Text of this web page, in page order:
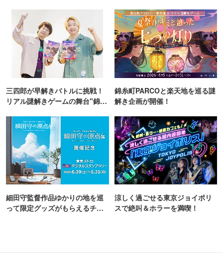
三四郎が早解きバトルに挑戦！
リアル謎解きゲームの舞台"錦糸
錦糸町PARCOと楽天地を巡る謎
解き企画が開催！
細田守監督作品ゆかりの地を巡
って限定グッズがもらえるチャ
涼しく過ごせる東京ジョイポリ
スで絶叫＆ホラーを満喫！